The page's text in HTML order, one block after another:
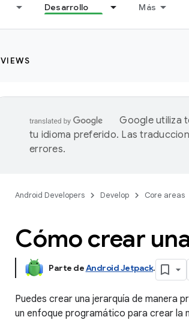
Desarrollo Más
VIEWS
Google utiliza
tu idioma preferido. Las
errores.
Android Developers Develop Core areas
Cómo crear
Parte deAndroid Jetpack.
Puedes crear una jerarquía de manera
un enfoque programático para crear la